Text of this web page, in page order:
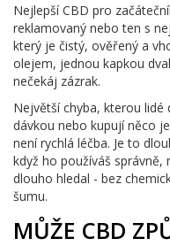
Nejlepší CBD pro
reklamovaný nebo ten s
který je čistý, ověřený a
olejem, jednou kapkou
nečekáj zázrak.
Největší chyba, kterou lidé
dávkou nebo kupují něco
není rychlá léčba. Je to
když ho používáš
dlouho hledal - bez
šumu.
MŮŽE CBD